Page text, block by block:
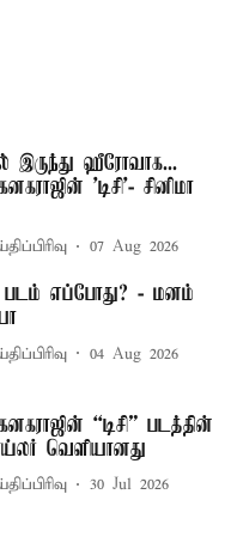
இருந்து ஹீரோவாக...
'டிசி'- சினிமா
07 Aug 2026
எப்போது? - மனம்
04 Aug 2026
“டிசி” படத்தின்
வெளியானது
30 Jul 2026